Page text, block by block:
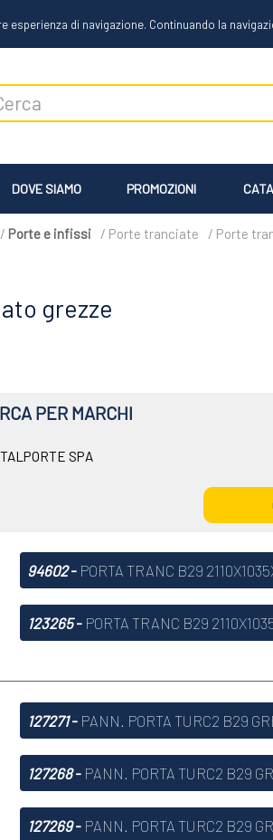
di navigazione. Continuando la
DOVE SIAMO PROMOZIONI
/ Porte e infissi / Porte tranciate / Porte
grezze
PER MARCHI
SPA
94602- PORTA TRANC B29
123265- PORTA TRANC B29
127271- PANN. PORTA TURC2 B29
127268- PANN. PORTA TURC2 B29
127269- PANN. PORTA TURC2 B29